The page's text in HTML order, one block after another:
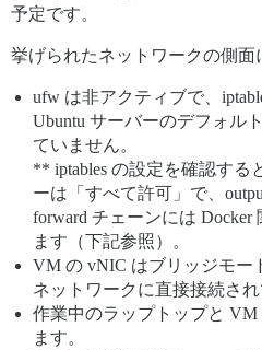
予定です。
挙げられたネットワークの側面
ufw は非アクティブで、
Ubuntu サーバーのデフォル
ていません。
** iptables の設定を確認する
ーは「すべて許可」で、
forward チェーンには Docker
ます（下記参照）。
VM の vNIC はブリッジモー
ネットワークに直接接続され
作業中のラップトップと
ます。